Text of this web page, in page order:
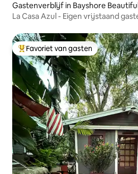
Gastenverblijf in Bayshore Beautiful
La Casa Azul - Eigen vrijstaand
Topfavoriet van gasten
Favoriet van gasten